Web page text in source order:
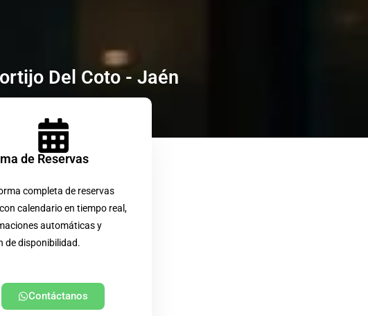
Del Coto - Jaén
de Reservas
completa de reservas
calendario en tiempo real,
automáticas y
de disponibilidad.
Contáctanos